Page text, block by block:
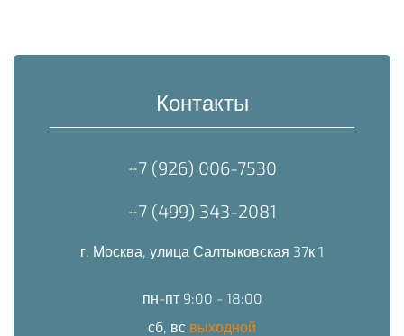
Контакты
+7 (926) 006-7530
+7 (499) 343-2081
г. Москва, улица Салтыковская 37к 1
пн-пт 9:00 - 18:00
сб, вс выходной